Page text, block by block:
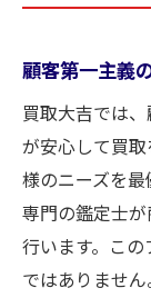
顧客第一主義
買取大吉では
が安心して買
様のニーズを最
専門の鑑定士
行います。こ
ではありませ